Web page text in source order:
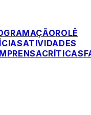
ROLÊ
ATIVIDADES
CRÍTICAS